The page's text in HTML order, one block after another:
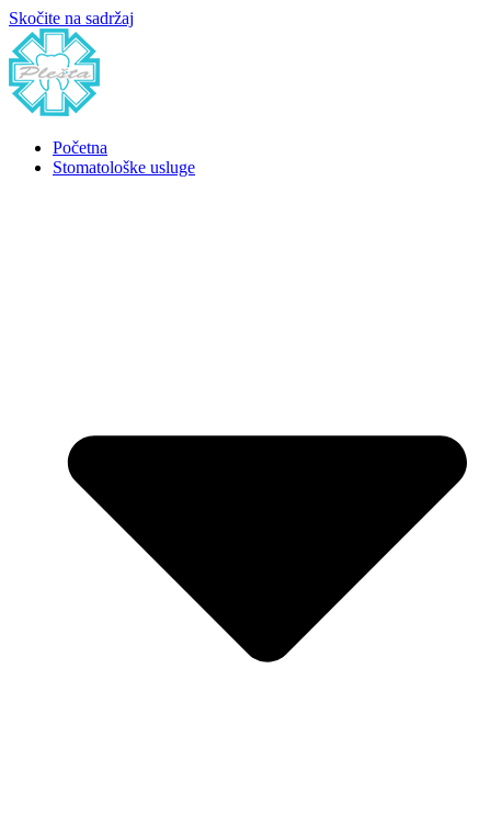
Skočite na sadržaj
Početna
Stomatološke usluge